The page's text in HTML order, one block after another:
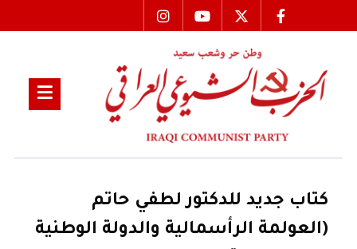
كتاب جديد للدكتور لطفي حاتم
(العولمة الرأسمالية والدولة الوطنية